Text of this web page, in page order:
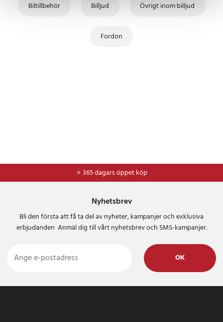
Biltillbehör Billjud Övrigt inom billjud
Fordon
⭐ 365 dagars öppet köp
Nyhetsbrev
Bli den första att få ta del av nyheter, kampanjer och exklusiva
erbjudanden Anmäl dig till vårt nyhetsbrev och SMS-kampanjer.
OK